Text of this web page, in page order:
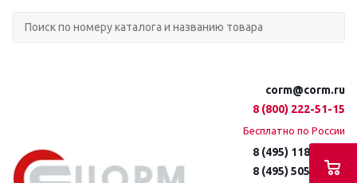
corm@corm.ru
8 (800) 222-51-15
Бесплатно по России
8 (495) 118-61-16
8 (495) 505-51-15